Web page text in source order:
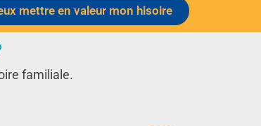
mettre en valeur mon hisoire
familiale.